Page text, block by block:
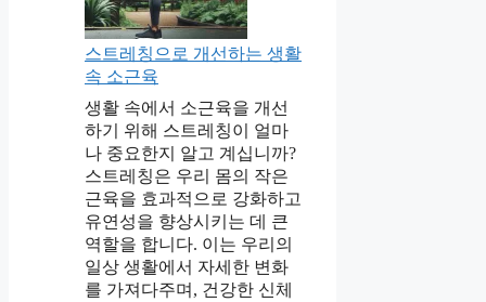
스트레칭으로 개선하는 생활
속 소근육
생활 속에서 소근육을 개선
하기 위해 스트레칭이 얼마
나 중요한지 알고 계십니까?
스트레칭은 우리 몸의 작은
근육을 효과적으로 강화하고
유연성을 향상시키는 데 큰
역할을 합니다. 이는 우리의
일상 생활에서 자세한 변화
를 가져다주며, 건강한 신체